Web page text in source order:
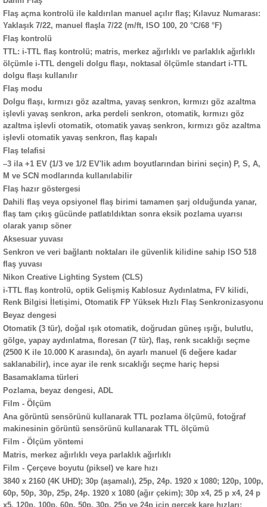
Flaş açma kontrolü ile kaldırılan manuel açılır flaş; Kılavuz Numarası:
Yaklaşık 7/22, manuel flaşla 7/22 (m/ft, ISO 100, 20 °C/68 °F)
Flaş kontrolü
TTL: i-TTL flaş kontrolü; matris, merkez ağırlıklı ve parlaklık ağırlıklı
ölçümle i-TTL dengeli dolgu flaşı, noktasal ölçümle standart i-TTL
dolgu flaşı kullanılır
Flaş modu
Dolgu flaşı, kırmızı göz azaltma, yavaş senkron, kırmızı göz azaltma
işlevli yavaş senkron, arka perdeli senkron, otomatik, kırmızı göz
azaltma işlevli otomatik, otomatik yavaş senkron, kırmızı göz azaltma
işlevli otomatik yavaş senkron, flaş kapalı
Flaş telafisi
–3 ila +1 EV (1/3 ve 1/2 EV'lik adım boyutlarından birini seçin) P, S, A,
M ve SCN modlarında kullanılabilir
Flaş hazır göstergesi
Dahili flaş veya opsiyonel flaş birimi tamamen şarj olduğunda yanar,
flaş tam çıkış gücünde patlatıldıktan sonra eksik pozlama uyarısı
olarak yanıp söner
Aksesuar yuvası
Senkron ve veri bağlantı noktaları ile güvenlik kilidine sahip ISO 518
flaş yuvası
Nikon Creative Lighting System (CLS)
i-TTL flaş kontrolü, optik Gelişmiş Kablosuz Aydınlatma, FV kilidi,
Renk Bilgisi İletişimi, Otomatik FP Yüksek Hızlı Flaş Senkronizasyonu
Beyaz dengesi
Otomatik (3 tür), doğal ışık otomatik, doğrudan güneş ışığı, bulutlu,
gölge, yapay aydınlatma, floresan (7 tür), flaş, renk sıcaklığı seçme
(2500 K ile 10.000 K arasında), ön ayarlı manuel (6 değere kadar
saklanabilir), ince ayar ile renk sıcaklığı seçme hariç hepsi
Basamaklama türleri
Pozlama, beyaz dengesi, ADL
Film - Ölçüm
Ana görüntü sensörünü kullanarak TTL pozlama ölçümü, fotoğraf
makinesinin görüntü sensörünü kullanarak TTL ölçümü
Film - Ölçüm yöntemi
Matris, merkez ağırlıklı veya parlaklık ağırlıklı
Film - Çerçeve boyutu (piksel) ve kare hızı
3840 x 2160 (4K UHD); 30p (aşamalı), 25p, 24p. 1920 x 1080; 120p, 100p,
60p, 50p, 30p, 25p, 24p. 1920 x 1080 (ağır çekim); 30p x4, 25 p x4, 24 p
x5. 120p, 100p, 60p, 50p, 30p, 25p ve 24p için gerçek kare hızları;